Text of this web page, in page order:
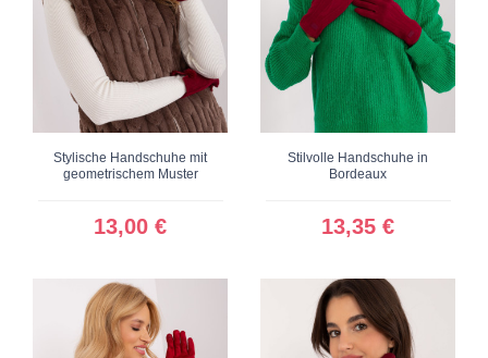
Stylische Handschuhe mit
geometrischem Muster
13,00 €
Stilvolle Handschuhe in
Bordeaux
13,35 €